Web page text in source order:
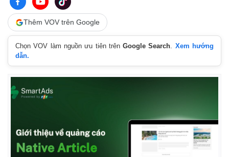
Thế giới
Hồ sơ
Thêm VOV trên Google
Chọn VOV làm nguồn ưu tiên trênGoogle Search. Xem hướng
dẫn.